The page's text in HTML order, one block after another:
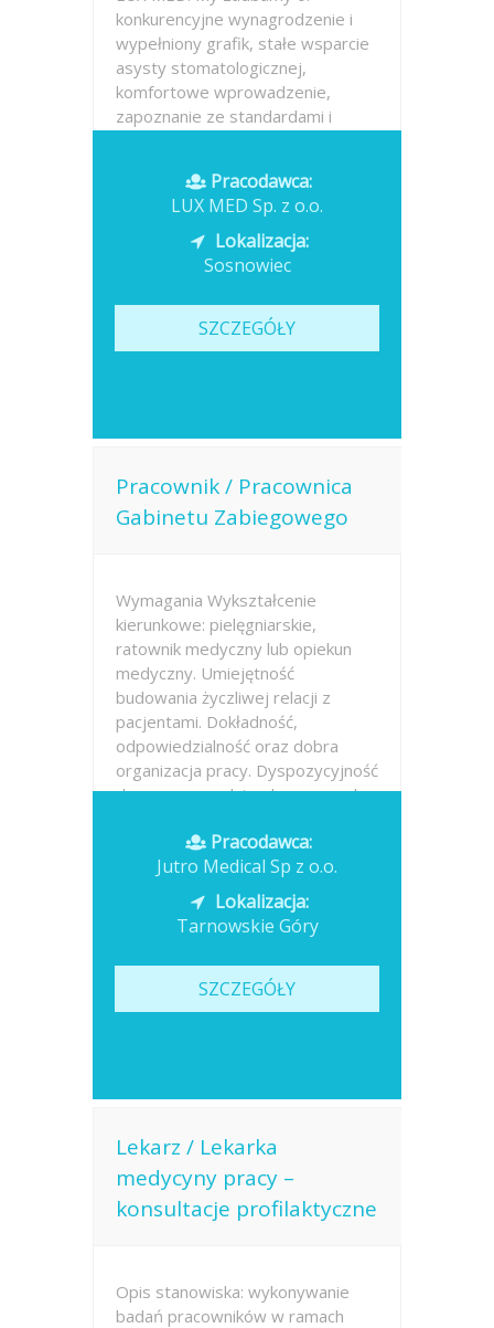
konkurencyjne wynagrodzenie i
wypełniony grafik, stałe wsparcie
asysty stomatologicznej,
komfortowe wprowadzenie,
zapoznanie ze standardami i
Opublikowano: dzisiaj
Pracodawca:
LUX MED Sp. z o.o.
Lokalizacja:
Sosnowiec
SZCZEGÓŁY
Pracownik / Pracownica
Gabinetu Zabiegowego
Wymagania Wykształcenie
kierunkowe: pielęgniarskie,
ratownik medyczny lub opiekun
medyczny. Umiejętność
budowania życzliwej relacji z
pacjentami. Dokładność,
odpowiedzialność oraz dobra
organizacja pracy. Dyspozycyjność
do pracy w godzinach porannych.
Opublikowano: dzisiajPracodawca:
Jutro Medical Sp z o.o.
Lokalizacja:
Tarnowskie Góry
SZCZEGÓŁY
Lekarz / Lekarka
medycyny pracy –
konsultacje profilaktyczne
Opis stanowiska: wykonywanie
badań pracowników w ramach